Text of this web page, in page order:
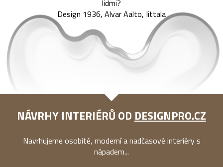
lidmi?
Design 1936, Alvar Aalto, Iittala
NÁVRHY INTERIÉRŮ OD DESIGNPRO.CZ
Navrhujeme osobité, moderní a nadčasové interiéry s
nápadem...